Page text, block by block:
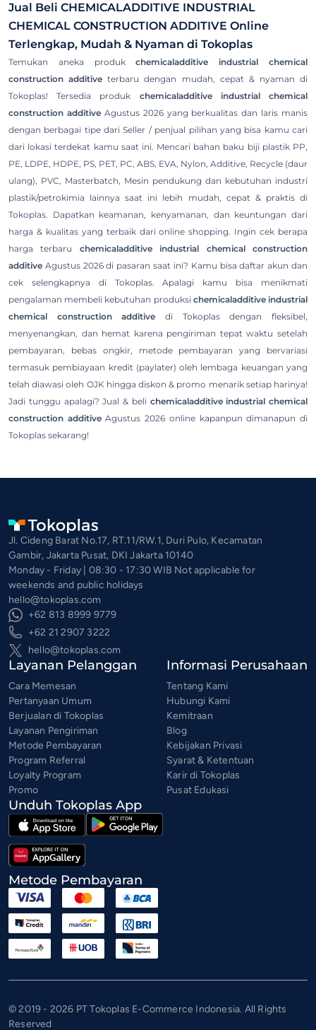
Jual Beli CHEMICALADDITIVE INDUSTRIAL
CHEMICAL CONSTRUCTION ADDITIVE Online
Terlengkap, Mudah & Nyaman di Tokoplas
Temukan aneka produkchemicaladditive industrial chemical
construction additive terbaru dengan mudah, cepat & nyaman di
Tokoplas! Tersedia produk chemicaladditive industrial chemical
construction additiveAgustus 2026 yang berkualitas dan laris manis
dengan berbagai tipe dari Seller / penjual pilihan yang bisa kamu cari
dari lokasi terdekat kamu saat ini. Mencari bahan baku biji plastik PP,
PE, LDPE, HDPE, PS, PET, PC, ABS, EVA, Nylon, Additive, Recycle (daur
ulang), PVC, Masterbatch, Mesin pendukung dan kebutuhan industri
plastik/petrokimia lainnya saat ini lebih mudah, cepat & praktis di
Tokoplas. Dapatkan keamanan, kenyamanan, dan keuntungan dari
harga & kualitas yang terbaik dari online shopping. Ingin cek berapa
harga terbaru chemicaladditive industrial chemical construction
additive Agustus 2026 di pasaran saat ini? Kamu bisa daftar akun dan
cek selengkapnya di Tokoplas. Apalagi kamu bisa menikmati
pengalaman membeli kebutuhan produksi chemicaladditive industrial
chemical construction additive di Tokoplas dengan fleksibel,
menyenangkan, dan hemat karena pengiriman tepat waktu setelah
pembayaran, bebas ongkir, metode pembayaran yang bervariasi
termasuk pembiayaan kredit (paylater) oleh lembaga keuangan yang
telah diawasi oleh OJK hingga diskon & promo menarik setiap harinya!
Jadi tunggu apalagi? Jual & beli chemicaladditive industrial chemical
construction additiveAgustus 2026 online kapanpun dimanapun di
Tokoplas sekarang!
Jl. Cideng Barat No.17, RT.11/RW.1, Duri Pulo, Kecamatan
Gambir, Jakarta Pusat, DKI Jakarta 10140
Monday - Friday | 08:30 - 17:30 WIB Not applicable for
weekends and public holidays
hello@tokoplas.com
+62 813 8999 9779
+62 21 2907 3222
hello@tokoplas.com
Layanan Pelanggan
Cara Memesan
Pertanyaan Umum
Berjualan di Tokoplas
Layanan Pengiriman
Metode Pembayaran
Program Referral
Loyalty Program
Promo
Informasi Perusahaan
Tentang Kami
Hubungi Kami
Kemitraan
Blog
Kebijakan Privasi
Syarat & Ketentuan
Karir di Tokoplas
Pusat Edukasi
Unduh Tokoplas App
Metode Pembayaran
© 2019 - 2026 PT Tokoplas E-Commerce Indonesia. All Rights
Reserved